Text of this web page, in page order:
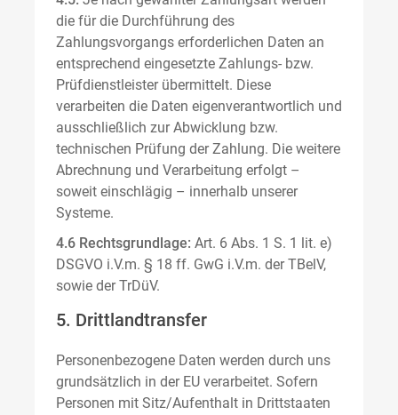
die für die Durchführung des
Zahlungsvorgangs erforderlichen Daten an
entsprechend eingesetzte Zahlungs- bzw.
Prüfdienstleister übermittelt. Diese
verarbeiten die Daten eigenverantwortlich und
ausschließlich zur Abwicklung bzw.
technischen Prüfung der Zahlung. Die weitere
Abrechnung und Verarbeitung erfolgt –
soweit einschlägig – innerhalb unserer
Systeme.
4.6 Rechtsgrundlage: Art. 6 Abs. 1 S. 1 lit. e)
DSGVO i.V.m. § 18 ff. GwG i.V.m. der TBelV,
sowie der TrDüV.
5. Drittlandtransfer
Personenbezogene Daten werden durch uns
grundsätzlich in der EU verarbeitet. Sofern
Personen mit Sitz/Aufenthalt in Drittstaaten